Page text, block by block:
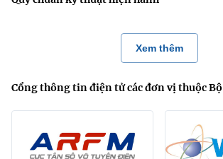
Xem thêm
Cổng thông tin điện tử các đơn vị thuộc Bộ